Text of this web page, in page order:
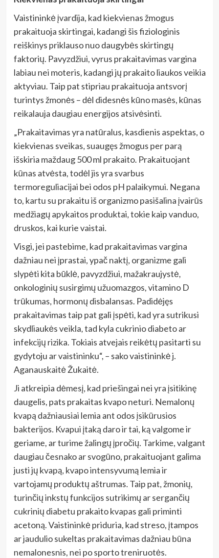
Vaistininkė įvardija, kad kiekvienas žmogus
prakaituoja skirtingai, kadangi šis fiziologinis
reiškinys priklauso nuo daugybės skirtingų
faktorių. Pavyzdžiui, vyrus prakaitavimas vargina
labiau nei moteris, kadangi jų prakaito liaukos veikia
aktyviau. Taip pat stipriau prakaituoja antsvorį
turintys žmonės – dėl didesnės kūno masės, kūnas
reikalauja daugiau energijos atsivėsinti.
„Prakaitavimas yra natūralus, kasdienis aspektas, o
kiekvienas sveikas, suaugęs žmogus per parą
išskiria maždaug 500 ml prakaito. Prakaituojant
kūnas atvėsta, todėl jis yra svarbus
termoreguliacijai bei odos pH palaikymui. Negana
to, kartu su prakaitu iš organizmo pasišalina įvairūs
medžiagų apykaitos produktai, tokie kaip vanduo,
druskos, kai kurie vaistai.
Visgi, jei pastebime, kad prakaitavimas vargina
dažniau nei įprastai, ypač naktį, organizme gali
slypėti kita būklė, pavyzdžiui, mažakraujystė,
onkologinių susirgimų užuomazgos, vitamino D
trūkumas, hormonų disbalansas. Padidėjęs
prakaitavimas taip pat gali įspėti, kad yra sutrikusi
skydliaukės veikla, tad kyla cukrinio diabeto ar
infekcijų rizika. Tokiais atvejais reikėtų pasitarti su
gydytoju ar vaistininku“, – sako vaistininkė j.
Aganauskaitė Žukaitė.
Ji atkreipia dėmesį, kad priešingai nei yra įsitikinę
daugelis, pats prakaitas kvapo neturi. Nemalonų
kvapą dažniausiai lemia ant odos įsikūrusios
bakterijos. Kvapui įtaką daro ir tai, ką valgome ir
geriame, ar turime žalingų įpročių. Tarkime, valgant
daugiau česnako ar svogūno, prakaituojant galima
justi jų kvapą, kvapo intensyvumą lemia ir
vartojamų produktų aštrumas. Taip pat, žmonių,
turinčių inkstų funkcijos sutrikimų ar sergančių
cukrinių diabetu prakaito kvapas gali priminti
acetoną. Vaistininkė priduria, kad streso, įtampos
ar jaudulio sukeltas prakaitavimas dažniau būna
nemalonesnis, nei po sporto treniruotės.